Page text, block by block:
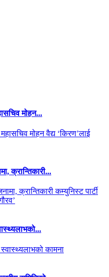
मोहन...
क्रान्तिकारी...